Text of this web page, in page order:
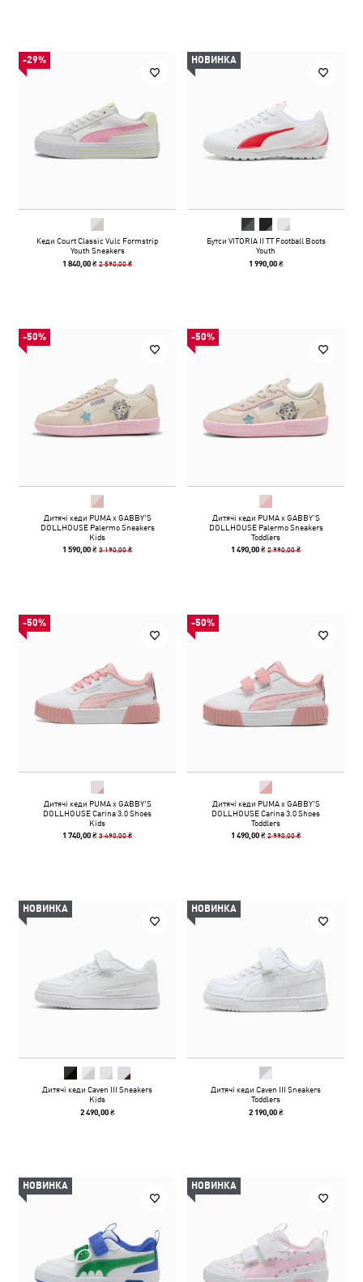
-29%
Кеди Court Classic Vulc Formstrip
Youth Sneakers
1 840,00 ₴2 590,00 ₴
НОВИНКА
Бутси VITORIA II TT Football Boots
Youth
1 990,00 ₴
-50%
Дитячі кеди PUMA x GABBY'S
DOLLHOUSE Palermo Sneakers
Kids
1 590,00 ₴3 190,00 ₴
-50%
Дитячі кеди PUMA x GABBY'S
DOLLHOUSE Palermo Sneakers
Toddlers
1 490,00 ₴2 990,00 ₴
-50%
Дитячі кеди PUMA x GABBY'S
DOLLHOUSE Carina 3.0 Shoes
Kids
1 740,00 ₴3 490,00 ₴
-50%
Дитячі кеди PUMA x GABBY'S
DOLLHOUSE Carina 3.0 Shoes
Toddlers
1 490,00 ₴2 990,00 ₴
НОВИНКА
Дитячі кеди Caven III Sneakers
Kids
2 490,00 ₴
НОВИНКА
Дитячі кеди Caven III Sneakers
Toddlers
2 190,00 ₴
НОВИНКА НОВИНКА